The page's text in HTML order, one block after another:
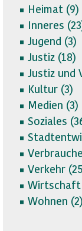
Heimat (9)
Inneres (
Jugend (3)
Justiz (18)
Justiz und
Kultur (3)
Medien (3)
Soziales (
Verkehr (
Wohnen (2)